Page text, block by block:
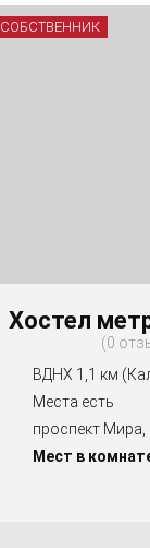
Хостел
0
ВДНХ 1,1 км
Места есть
проспект Мира,
Мест в
СОБСТВЕННИК